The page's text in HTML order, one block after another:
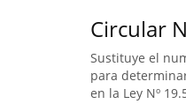
Circular
Sustituye el
para
en la Ley Nº